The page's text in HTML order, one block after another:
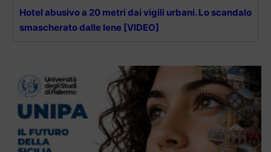
Hotel abusivo a 20 metri dai vigili urbani. Lo scandalo
smascherato dalle Iene [VIDEO]